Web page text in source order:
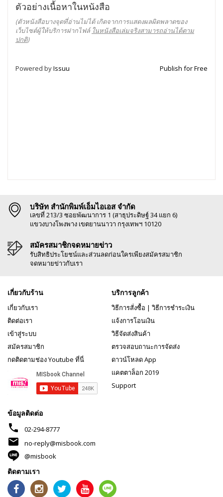
ตัวอย่างเนื้อหาในหนังสือ
(ตัวหนังสือบางจุดที่อ่านไม่ได้ เกิดจากการแสดงผลผิดพลาดของ
เว็บไซต์ผู้ให้บริการฝากไฟล์ ในหนังสือเล่มจริงสามารถอ่านได้ตาม
ปกติ)
Powered byIssuu Publish for Free
บริษัท สำนักพิมพ์เอ็มไอเอส จำกัด
เลขที่ 213/3 ซอยพัฒนาการ 1 (สาธุประดิษฐ์ 34 แยก 6)
แขวงบางโพงพาง เขตยานนาวา กรุงเทพฯ 10120
สมัครสมาชิกจดหมายข่าว
รับสิทธิประโยชน์และส่วนลดก่อนใครเพียงสมัครสมาชิก
จดหมายข่าวกับเรา
เกี่ยวกับร้าน
เกี่ยวกับเรา
ติดต่อเรา
เข้าสู่ระบบ
สมัครสมาชิก
กดติดตามช่อง Youtube ที่นี่
บริการลูกค้า
วิธีการสั่งซื้อ | วิธีการชำระเงิน
แจ้งการโอนเงิน
วิธีจัดส่งสินค้า
ตรวจสอบถานะการจัดส่ง
ดาวน์โหลด App
แคตตาล็อก 2019
Support
ข้อมูลติดต่อ
phone 02-294-8777
mail
no-reply@misbook.com
@misbook
ติดตามเรา